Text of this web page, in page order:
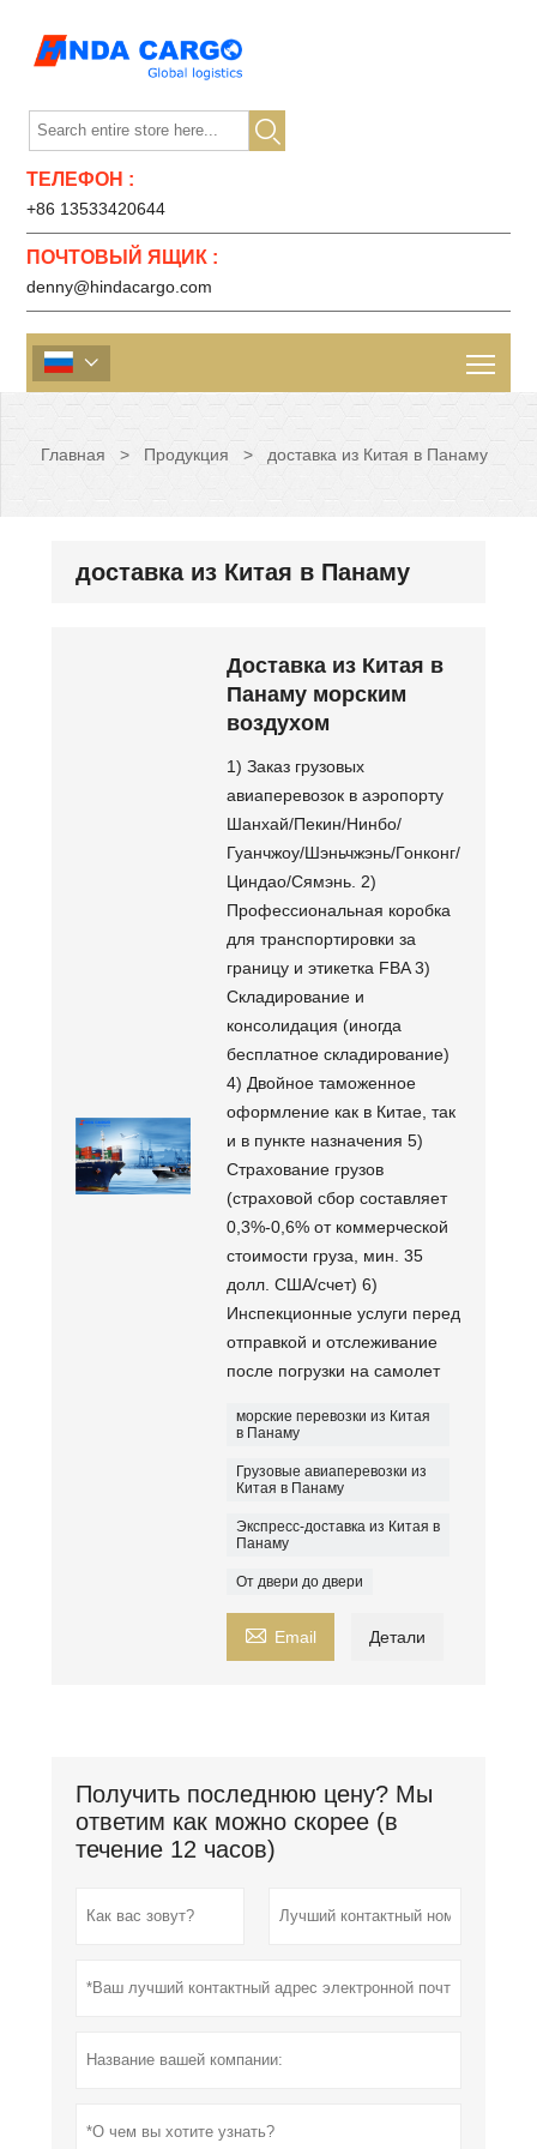

ТЕЛЕФОН :
+86 13533420644
ПОЧТОВЫЙ ЯЩИК :
denny@hindacargo.com

Главная > Продукция > доставка из Китая в Панаму
доставка из Китая в Панаму
Доставка из Китая в
Панаму морским
воздухом
1) Заказ грузовых
авиаперевозок в аэропорту
Шанхай/Пекин/Нинбо/
Гуанчжоу/Шэньчжэнь/Гонконг/
Циндао/Сямэнь. 2)
Профессиональная коробка
для транспортировки за
границу и этикетка FBA 3)
Складирование и
консолидация (иногда
бесплатное складирование)
4) Двойное таможенное
оформление как в Китае, так
и в пункте назначения 5)
Страхование грузов
(страховой сбор составляет
0,3%-0,6% от коммерческой
стоимости груза, мин. 35
долл. США/счет) 6)
Инспекционные услуги перед
отправкой и отслеживание
после погрузки на самолет
морские перевозки из Китая
в Панаму
Грузовые авиаперевозки из
Китая в Панаму
Экспресс-доставка из Китая в
Панаму
От двери до двери
 Email Детали
Получить последнюю цену? Мы
ответим как можно скорее (в
течение 12 часов)